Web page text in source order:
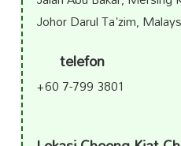
Johor Darul Ta'zim,
telefon
+60 7-799 3801